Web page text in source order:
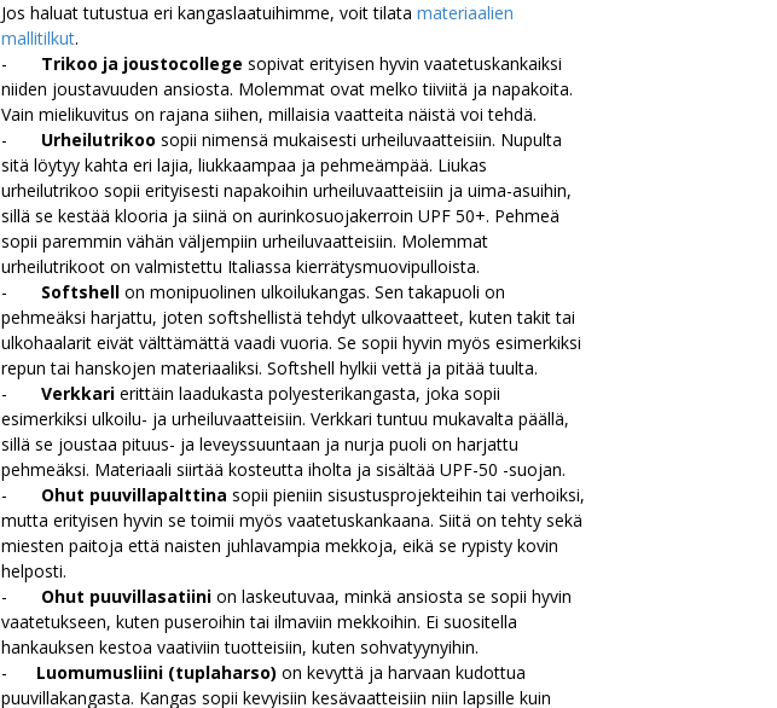
Jos haluat tutustua eri kangaslaatuihimme, voit tilata materiaalien
mallitilkut.
- Trikoo ja joustocollege sopivat erityisen hyvin vaatetuskankaiksi
niiden joustavuuden ansiosta. Molemmat ovat melko tiiviitä ja napakoita.
Vain mielikuvitus on rajana siihen, millaisia vaatteita näistä voi tehdä.
- Urheilutrikoo sopii nimensä mukaisesti urheiluvaatteisiin. Nupulta
sitä löytyy kahta eri lajia, liukkaampaa ja pehmeämpää. Liukas
urheilutrikoo sopii erityisesti napakoihin urheiluvaatteisiin ja uima-asuihin,
sillä se kestää klooria ja siinä on aurinkosuojakerroin UPF 50+. Pehmeä
sopii paremmin vähän väljempiin urheiluvaatteisiin. Molemmat
urheilutrikoot on valmistettu Italiassa kierrätysmuovipulloista.
- Softshell on monipuolinen ulkoilukangas. Sen takapuoli on
pehmeäksi harjattu, joten softshellistä tehdyt ulkovaatteet, kuten takit tai
ulkohaalarit eivät välttämättä vaadi vuoria. Se sopii hyvin myös esimerkiksi
repun tai hanskojen materiaaliksi. Softshell hylkii vettä ja pitää tuulta.
- Verkkari erittäin laadukasta polyesterikangasta, joka sopii
esimerkiksi ulkoilu- ja urheiluvaatteisiin. Verkkari tuntuu mukavalta päällä,
sillä se joustaa pituus- ja leveyssuuntaan ja nurja puoli on harjattu
pehmeäksi. Materiaali siirtää kosteutta iholta ja sisältää UPF-50 -suojan.
- Ohut puuvillapalttina sopii pieniin sisustusprojekteihin tai verhoiksi,
mutta erityisen hyvin se toimii myös vaatetuskankaana. Siitä on tehty sekä
miesten paitoja että naisten juhlavampia mekkoja, eikä se rypisty kovin
helposti.
- Ohut puuvillasatiini on laskeutuvaa, minkä ansiosta se sopii hyvin
vaatetukseen, kuten puseroihin tai ilmaviin mekkoihin. Ei suositella
hankauksen kestoa vaativiin tuotteisiin, kuten sohvatyynyihin.
-
Luomumusliini (tuplaharso) on kevyttä ja harvaan kudottua
puuvillakangasta. Kangas sopii kevyisiin kesävaatteisiin niin lapsille kuin